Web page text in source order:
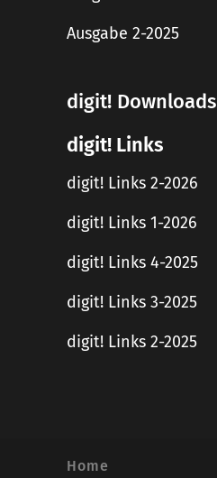
Ausgabe 2-2025
digit! Downloads
digit! Links
digit! Links 2-2026
digit! Links 1-2026
digit! Links 4-2025
digit! Links 3-2025
digit! Links 2-2025
Home